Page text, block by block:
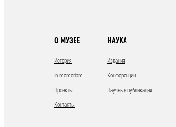
О МУЗЕЕ
История
In memoriam
Проекты
Контакты
НАУКА
Издания
Конференции
Научные публикации